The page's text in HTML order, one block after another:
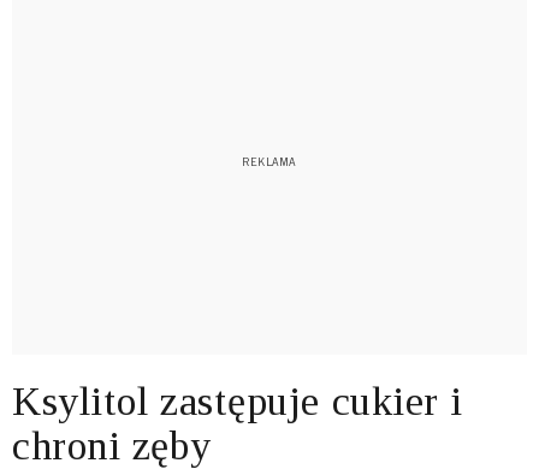
Ksylitol zastępuje cukier i
chroni zęby